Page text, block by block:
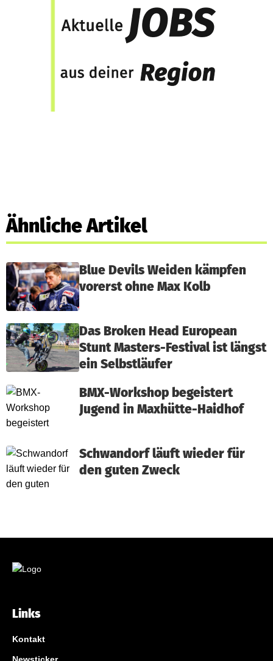
Ähnliche Artikel
Blue Devils Weiden kämpfen
vorerst ohne Max Kolb
Das Broken Head European
Stunt Masters-Festival ist längst
ein Selbstläufer
BMX-Workshop begeistert
Jugend in Maxhütte-Haidhof
Schwandorf läuft wieder für
den guten Zweck
Links
Kontakt